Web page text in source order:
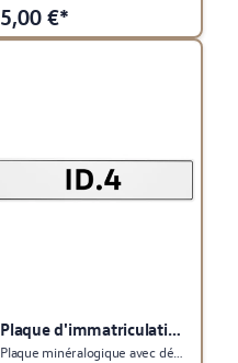
5,00 €*
Plaque d'immatriculation du véhicule
Plaque minéralogique avec désignation du type ID.4